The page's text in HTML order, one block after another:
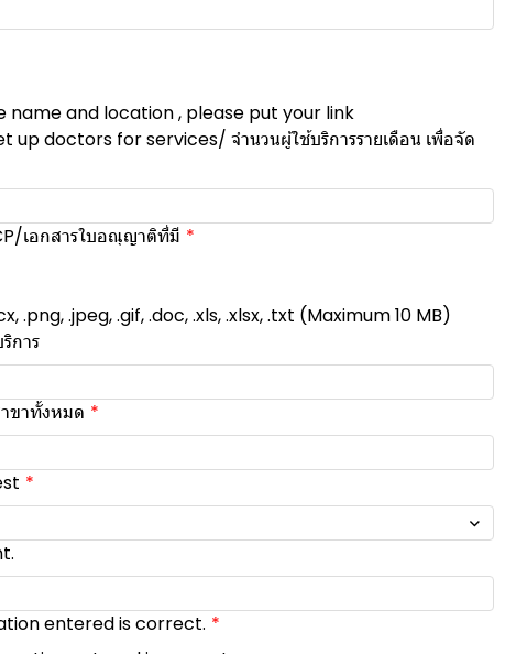
name and location , please put your link
doctors for services/ จำนวนผู้ใช้บริการรายเดือน เพื่อจัด
เอกสารใบอณุญาติที่มี
.png, .jpeg, .gif, .doc, .xls, .xlsx, .txt (Maximum 10 MB)
การ
ขาทั้งหมด
entered is correct.